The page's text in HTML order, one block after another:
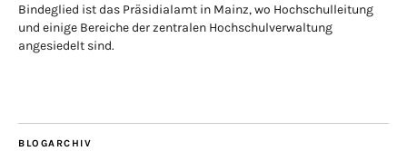
Bindeglied ist das Präsidialamt in Mainz, wo Hochschulleitung
und einige Bereiche der zentralen Hochschulverwaltung
angesiedelt sind.
BLOGARCHIV